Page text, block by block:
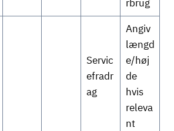
rbrug
Servic
efradr
ag
Angiv
længd
e/høj
de
hvis
releva
nt